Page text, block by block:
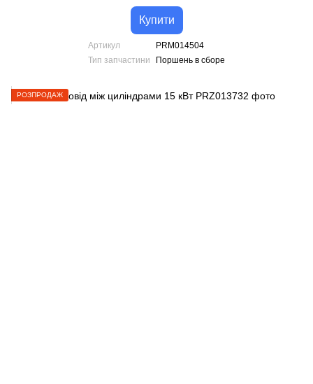
Купити
Артикул
PRM014504
Тип запчастини
Поршень в сборе
РОЗПРОДАЖ